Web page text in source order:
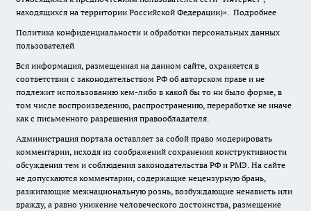
находящихся на территории Российской Федерации)». Подробнее
Политика конфиденциальности и обработки персональных данных
пользователей
Вся информация, размещенная на данном сайте, охраняется в
соответствии с законодательством РФ об авторском праве и не
подлежит использованию кем-либо в какой бы то ни было форме, в
том числе воспроизведению, распространению, переработке не иначе
как с письменного разрешения правообладателя.
Администрация портала оставляет за собой право модерировать
комментарии, исходя из соображений сохранения конструктивности
обсуждения тем и соблюдения законодательства РФ и РМЭ. На сайте
не допускаются комментарии, содержащие нецензурную брань,
разжигающие межнациональную рознь, возбуждающие ненависть или
вражду, а равно унижение человеческого достоинства, размещение